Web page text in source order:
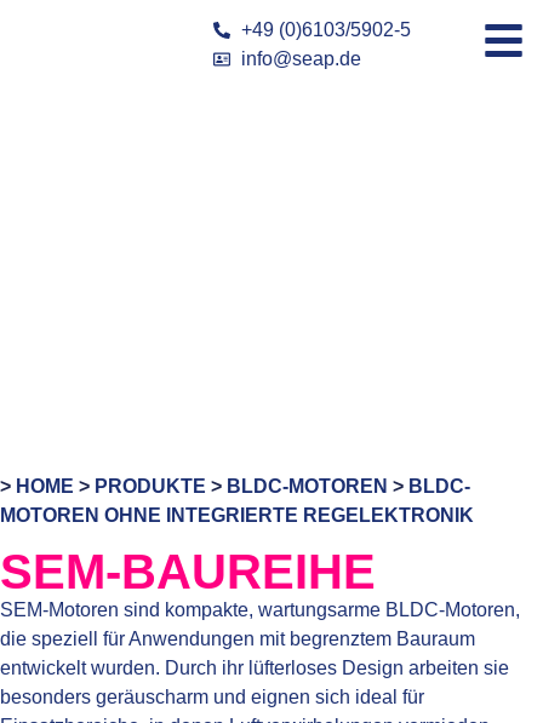
+49 (0)6103/5902-5
info@seap.de
> HOME > PRODUKTE > BLDC-MOTOREN > BLDC-
MOTOREN OHNE INTEGRIERTE REGELEKTRONIK
SEM-BAUREIHE
SEM-Motoren sind kompakte, wartungsarme BLDC-Motoren,
die speziell für Anwendungen mit begrenztem Bauraum
entwickelt wurden. Durch ihr lüfterloses Design arbeiten sie
besonders geräuscharm und eignen sich ideal für